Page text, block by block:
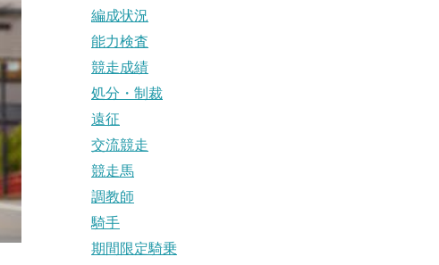
編成状況
能力検査
競走成績
処分・制裁
遠征
交流競走
競走馬
調教師
騎手
期間限定騎乗